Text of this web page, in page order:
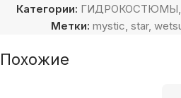
Категории: ГИДРОКОСТЮМЫ,
Метки: mystic, star,
Похожие